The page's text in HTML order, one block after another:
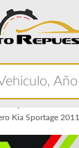
Kia Sportage